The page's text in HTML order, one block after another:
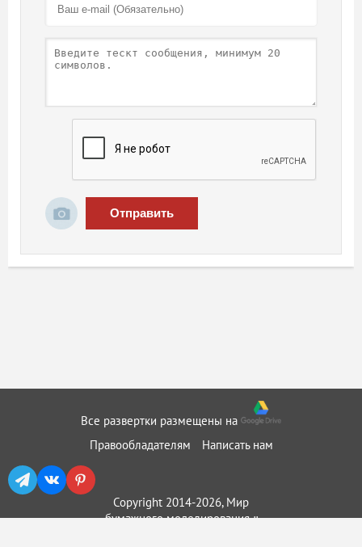
Отправить
Все развертки размещены на
Правообладателям
Написать нам
Copyright 2014-2026, Мир
бумажного моделирования ::